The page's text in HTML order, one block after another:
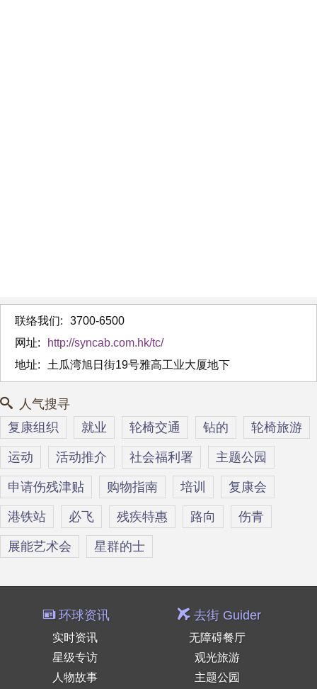
联络我们:
3700-6500
网址:
http://syncab.com.hk/tc/
地址:
土瓜湾旭日街19号雅高工业大厦地下
人气搜寻
复康组织 就业 轮椅交通 钻的 轮椅旅游
运动 活动推介 社会福利署 主题公园
申请伤残津贴 购物指南 培训 复康会
港铁站 必飞 残疾特惠 路向 伤青
展能艺术会 星群的士
环球资讯
实时资讯
星级专访
人物故事
去街 Guider
无障碍餐厅
观光旅游
主题公园